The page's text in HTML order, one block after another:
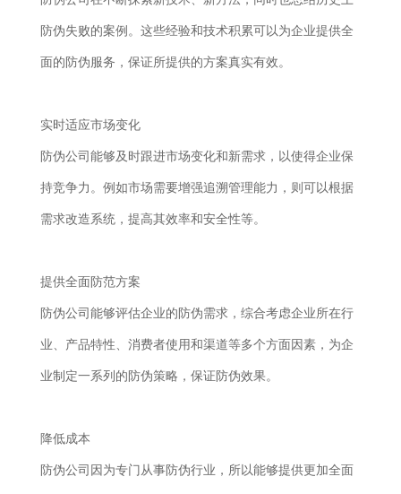
防伪失败的案例。这些经验和技术积累可以为企业提供全
面的防伪服务，保证所提供的方案真实有效。
实时适应市场变化
防伪公司能够及时跟进市场变化和新需求，以使得企业保
持竞争力。例如市场需要增强追溯管理能力，则可以根据
需求改造系统，提高其效率和安全性等。
提供全面防范方案
防伪公司能够评估企业的防伪需求，综合考虑企业所在行
业、产品特性、消费者使用和渠道等多个方面因素，为企
业制定一系列的防伪策略，保证防伪效果。
降低成本
防伪公司因为专门从事防伪行业，所以能够提供更加全面